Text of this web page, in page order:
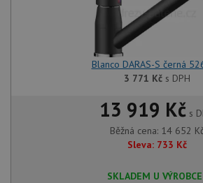
Blanco DARAS-S černá
3 771 Kčs DPH
13 919 Kč s
Běžná cena: 14 652
Sleva: 733 Kč
SKLADEM U VÝROBCE